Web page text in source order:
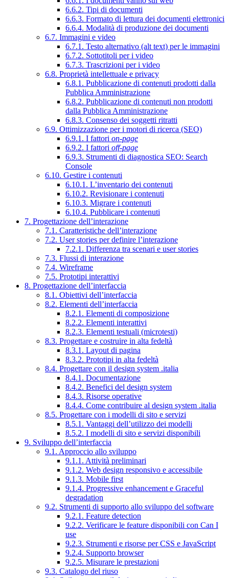
6.6.2. Tipi di documenti
6.6.3. Formato di lettura dei documenti elettronici
6.6.4. Modalità di produzione dei documenti
6.7. Immagini e video
6.7.1. Testo alternativo (alt text) per le immagini
6.7.2. Sottotitoli per i video
6.7.3. Trascrizioni per i video
6.8. Proprietà intellettuale e privacy
6.8.1. Pubblicazione di contenuti prodotti dalla
Pubblica Amministrazione
6.8.2. Pubblicazione di contenuti non prodotti
dalla Pubblica Amministrazione
6.8.3. Consenso dei soggetti ritratti
6.9. Ottimizzazione per i motori di ricerca (SEO)
6.9.1. I fattori on-page
6.9.2. I fattori off-page
6.9.3. Strumenti di diagnostica SEO: Search
Console
6.10. Gestire i contenuti
6.10.1. L’inventario dei contenuti
6.10.2. Revisionare i contenuti
6.10.3. Migrare i contenuti
6.10.4. Pubblicare i contenuti
7. Progettazione dell’interazione
7.1. Caratteristiche dell’interazione
7.2. User stories per definire l’interazione
7.2.1. Differenza tra scenari e user stories
7.3. Flussi di interazione
7.4. Wireframe
7.5. Prototipi interattivi
8. Progettazione dell’interfaccia
8.1. Obiettivi dell’interfaccia
8.2. Elementi dell’interfaccia
8.2.1. Elementi di composizione
8.2.2. Elementi interattivi
8.2.3. Elementi testuali (microtesti)
8.3. Progettare e costruire in alta fedeltà
8.3.1. Layout di pagina
8.3.2. Prototipi in alta fedeltà
8.4. Progettare con il design system .italia
8.4.1. Documentazione
8.4.2. Benefici del design system
8.4.3. Risorse operative
8.4.4. Come contribuire al design system .italia
8.5. Progettare con i modelli di sito e servizi
8.5.1. Vantaggi dell’utilizzo dei modelli
8.5.2. I modelli di sito e servizi disponibili
9. Sviluppo dell’interfaccia
9.1. Approccio allo sviluppo
9.1.1. Attività preliminari
9.1.2. Web design responsivo e accessibile
9.1.3. Mobile first
9.1.4. Progressive enhancement e Graceful
degradation
9.2. Strumenti di supporto allo sviluppo del software
9.2.1. Feature detection
9.2.2. Verificare le feature disponibili con Can I
use
9.2.3. Strumenti e risorse per CSS e JavaScript
9.2.4. Supporto browser
9.2.5. Misurare le prestazioni
9.3. Catalogo del riuso